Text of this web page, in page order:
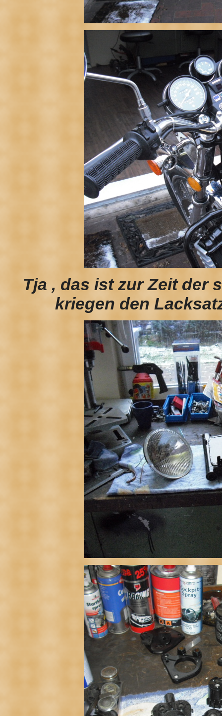
Tja , das ist zur Zeit der
kriegen den